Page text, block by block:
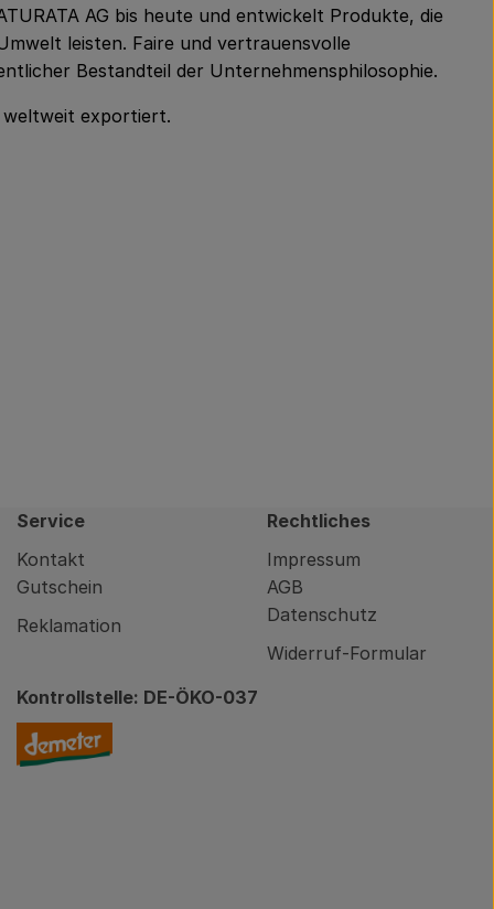
AG bis heute und entwickelt Produkte, die
leisten. Faire und vertrauensvolle
Bestandteil der Unternehmensphilosophie.
weltweit exportiert.
Service
Kontakt
Gutschein
Reklamation
Rechtliches
Impressum
AGB
Datenschutz
Widerruf-Formular
brodowin-app.html
Kontrollstelle: DE-ÖKO-037